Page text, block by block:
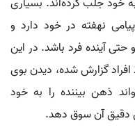
نهفته در خود دارد و
آینده فرد باشد. در این
گزارش شده، دیدن بوی
ذهن بیننده را به خود
دقیق آن سوق دهد.